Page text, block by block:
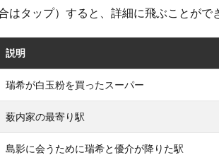
はタップ）すると、詳細に飛ぶことがで
説明
瑞希が白玉粉を買ったスーパー
薮内家の最寄り駅
島影に会うために瑞希と優介が降りた駅